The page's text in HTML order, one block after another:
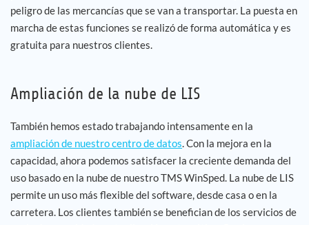
peligro de las mercancías que se van a transportar. La puesta en
marcha de estas funciones se realizó de forma automática y es
gratuita para nuestros clientes.
Ampliación de la nube de LIS
También hemos estado trabajando intensamente en la
ampliación de nuestro centro de datos. Con la mejora en la
capacidad, ahora podemos satisfacer la creciente demanda del
uso basado en la nube de nuestro TMS WinSped. La nube de LIS
permite un uso más flexible del software, desde casa o en la
carretera. Los clientes también se benefician de los servicios de